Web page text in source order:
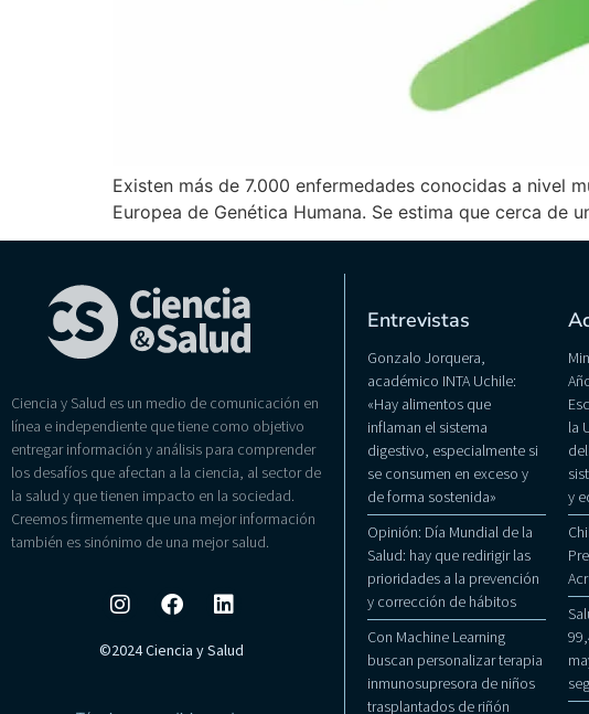
Existen más de 7.000 enfermedades conocidas a nivel
Europea de Genética Humana. Se estima que cerca de
Ciencia y Salud es un medio de comunicación en
línea e independiente que tiene como objetivo
entregar información y análisis para comprender
los desafíos que afectan a la ciencia, al sector de
la salud y que tienen impacto en la sociedad.
Creemos firmemente que una mejor información
también es sinónimo de una mejor salud.
©2024 Ciencia y Salud
Entrevistas
Gonzalo Jorquera,
académico INTA Uchile:
«Hay alimentos que
inflaman el sistema
digestivo, especialmente si
se consumen en exceso y
de forma sostenida»
Opinión: Día Mundial de la
Salud: hay que redirigir las
prioridades a la prevención
y corrección de hábitos
Con Machine Learning
buscan personalizar terapia
inmunosupresora de niños
trasplantados de riñón
la
y